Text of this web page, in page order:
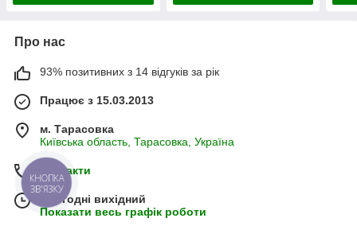
Про нас
93% позитивних з 14 відгуків за рік
Працює з 15.03.2013
м. Тарасовка
Київська область, Тарасовка, Україна
Контакти
Сьогодні вихідний
Показати весь графік роботи
КНОПКА
ЗВ'ЯЗКУ